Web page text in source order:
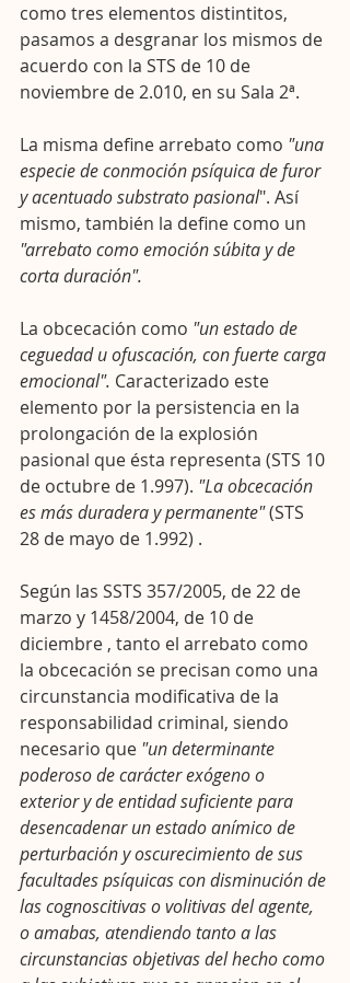
como tres elementos distintitos,
pasamos a desgranar los mismos de
acuerdo con la STS de 10 de
noviembre de 2.010, en su Sala 2ª.
La misma define arrebato como "una
especie de conmoción psíquica de furor
y acentuado substrato pasional". Así
mismo, también la define como un
"arrebato como emoción súbita y de
corta duración".
La obcecación como "un estado de
ceguedad u ofuscación, con fuerte carga
emocional". Caracterizado este
elemento por la persistencia en la
prolongación de la explosión
pasional que ésta representa (STS 10
de octubre de 1.997). "La obcecación
es más duradera y permanente" (STS
28 de mayo de 1.992) .
Según las SSTS 357/2005, de 22 de
marzo y 1458/2004, de 10 de
diciembre , tanto el arrebato como
la obcecación se precisan como una
circunstancia modificativa de la
responsabilidad criminal, siendo
necesario que "un determinante
poderoso de carácter exógeno o
exterior y de entidad suficiente para
desencadenar un estado anímico de
perturbación y oscurecimiento de sus
facultades psíquicas con disminución de
las cognoscitivas o volitivas del agente,
o amabas, atendiendo tanto a las
circunstancias objetivas del hecho como